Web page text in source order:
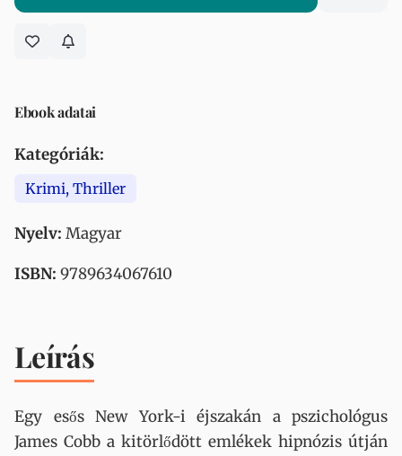
Ebook adatai
Kategóriák:
Krimi, Thriller
Nyelv: Magyar
ISBN: 9789634067610
Leírás
Egy esős New York-i éjszakán a pszichológus
James Cobb a kitörlődött emlékek hipnózis útján